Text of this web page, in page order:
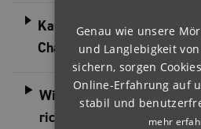
Kann man gleiche
Chargen mischen?
Wie verarbeite ich
richtig?
Genau wie unsere
und Langlebigkeit
sichern, sorgen
Online-Erfahrung auf
stabil und
mehr